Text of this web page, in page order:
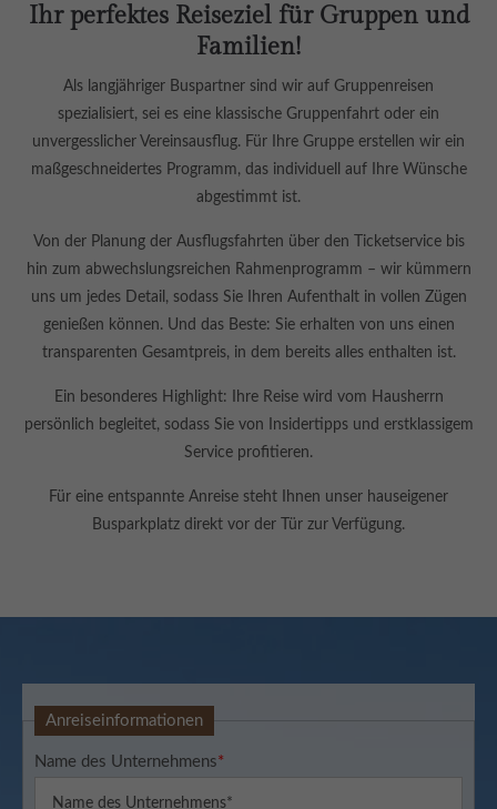
Get in touch
Cybersteel Inc.
San Francisco, CA 94102
Have any questions?
Drop us a line
info@yourdomain.com
About us
Lorem ipsum dolor sit amet, consectetuer adipiscing elit.
Aenean commodo ligula eget dolor. Aenean massa. Cum
sociis natoque penatibus et magnis dis parturient
Ihr perfektes Reiseziel für Gruppen und
Familien!
Als langjähriger Buspartner sind wir auf Gruppenreisen
spezialisiert, sei es eine klassische Gruppenfahrt oder ein
unvergesslicher Vereinsausflug. Für Ihre Gruppe erstellen wir ein
maßgeschneidertes Programm, das individuell auf Ihre Wünsche
abgestimmt ist.
Von der Planung der Ausflugsfahrten über den Ticketservice bis
hin zum abwechslungsreichen Rahmenprogramm – wir kümmern
uns um jedes Detail, sodass Sie Ihren Aufenthalt in vollen Zügen
genießen können. Und das Beste: Sie erhalten von uns einen
transparenten Gesamtpreis, in dem bereits alles enthalten ist.
Ein besonderes Highlight: Ihre Reise wird vom Hausherrn
persönlich begleitet, sodass Sie von Insidertipps und erstklassigem
Service profitieren.
Für eine entspannte Anreise steht Ihnen unser hauseigener
Busparkplatz direkt vor der Tür zur Verfügung.
Anreiseinformationen
Name des Unternehmens*